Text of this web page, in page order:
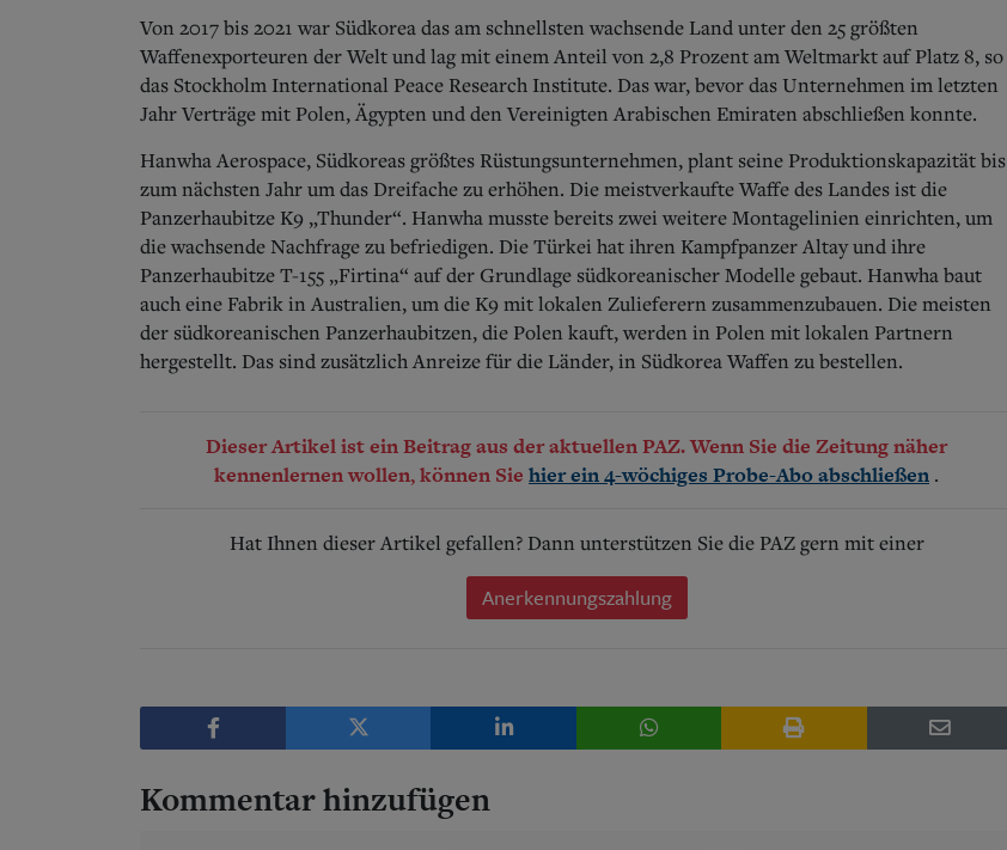
Von 2017 bis 2021 war Südkorea das am schnellsten wachsende Land unter den 25 größten
Waffenexporteuren der Welt und lag mit einem Anteil von 2,8 Prozent am Weltmarkt auf Platz 8, so
das Stockholm International Peace Research Institute. Das war, bevor das Unternehmen im letzten
Jahr Verträge mit Polen, Ägypten und den Vereinigten Arabischen Emiraten abschließen konnte.
Hanwha Aerospace, Südkoreas größtes Rüstungsunternehmen, plant seine Produktionskapazität bis
zum nächsten Jahr um das Dreifache zu erhöhen. Die meistverkaufte Waffe des Landes ist die
Panzerhaubitze K9 „Thunder“. Hanwha musste bereits zwei weitere Montage­linien einrichten, um
die wachsende Nachfrage zu befriedigen. Die Türkei hat ihren Kampfpanzer Altay und ihre
Panzerhaubitze T-155 „Firtina“ auf der Grundlage südkoreanischer Modelle gebaut. Hanwha baut
auch eine Fabrik in Australien, um die K9 mit lokalen Zulieferern zusammenzubauen. Die meisten
der südkoreanischen Panzerhaubitzen, die Polen kauft, werden in Polen mit lokalen Partnern
hergestellt. Das sind zusätzlich Anreize für die Länder, in Südkorea Waffen zu bestellen.
Dieser Artikel ist ein Beitrag aus der aktuellen PAZ. Wenn Sie die Zeitung näher
kennenlernen wollen, können Sie hier ein 4-wöchiges Probe-Abo abschließen .
Hat Ihnen dieser Artikel gefallen? Dann unterstützen Sie die PAZ gern mit einer
Anerkennungszahlung
Kommentar hinzufügen